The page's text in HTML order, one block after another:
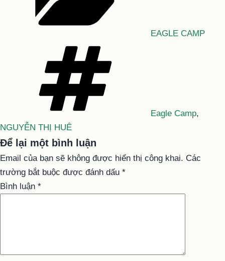
EAGLE CAMP
Eagle Camp,
NGUYỄN THỊ HUÊ
Để lại một bình luận
Email của bạn sẽ không được hiển thị công khai. Các
trường bắt buộc được đánh dấu *
Bình luận *